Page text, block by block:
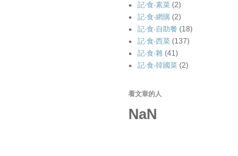
記‧食‧素菜 (2)
記‧食‧網購 (2)
記‧食‧自助餐 (18)
記‧食‧西菜 (137)
記‧食‧雜 (41)
記‧食‧韓國菜 (2)
看文章的人
NaN